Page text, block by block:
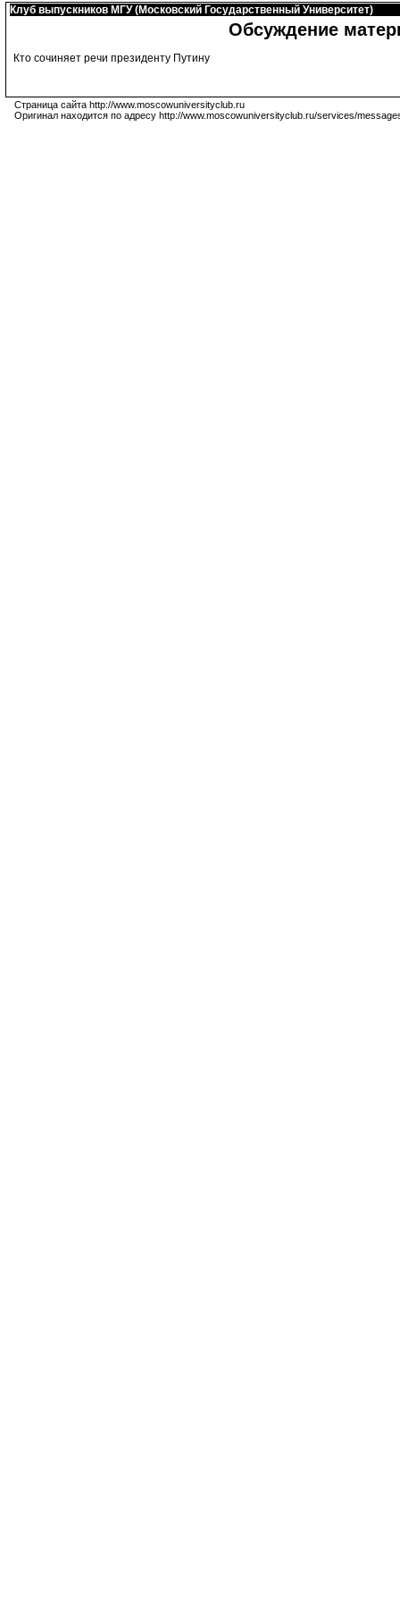
Клуб выпускников МГУ (Московский Государственный Университет)
Обсуждение
Кто сочиняет речи президенту Путину
Страница сайта http://www.moscowuniversityclub.ru
Оригинал находится по адресу http://www.moscowuniversityclub.ru/services/